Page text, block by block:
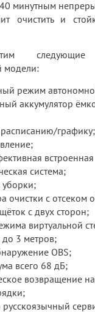
40 минутным
очистить и
следующие
модели:
режим
аккумулятор
графику;
встроенная
система;
очистки с отсеком
с двух сторон;
виртуальной
3 метров;
OBS;
всего 68 дБ;
возвращение